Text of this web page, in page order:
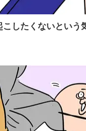
こしたくないという